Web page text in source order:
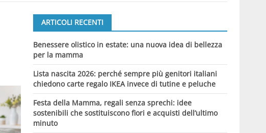
ARTICOLI RECENTI
Benessere olistico in estate: una nuova idea di bellezza
per la mamma
Lista nascita 2026: perché sempre più genitori italiani
chiedono carte regalo IKEA invece di tutine e peluche
Festa della Mamma, regali senza sprechi: idee
sostenibili che sostituiscono fiori e acquisti dell’ultimo
minuto